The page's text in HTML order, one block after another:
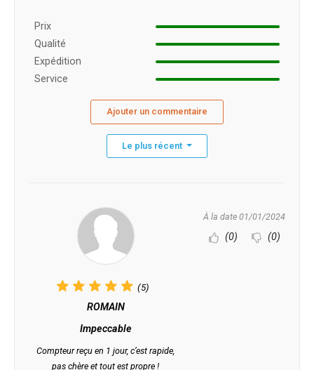
Prix ​​
Qualité
Expédition
Service
Ajouter un commentaire
Le plus récent
(5)
ROMAIN
Impeccable
Compteur reçu en 1 jour, c’est rapide,
pas chère et tout est propre !
À la date 01/01/2024
(0) (0)